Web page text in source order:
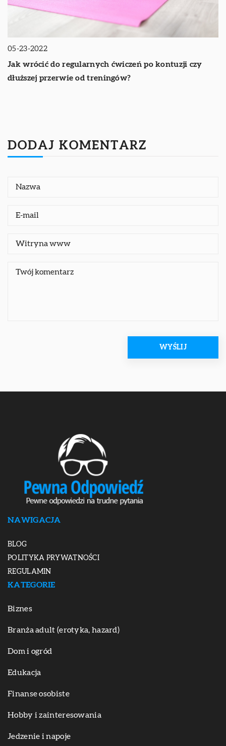
05-23-2022
Jak wrócić do regularnych ćwiczeń po kontuzji czy
dłuższej przerwie od treningów?
DODAJ KOMENTARZ
NAWIGACJA
BLOG
POLITYKA PRYWATNOŚCI
REGULAMIN
KATEGORIE
Biznes
Branża adult (erotyka, hazard)
Dom i ogród
Edukacja
Finanse osobiste
Hobby i zainteresowania
Jedzenie i napoje